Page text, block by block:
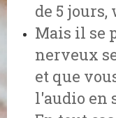
de 5 jours,
Mais il se
nerveux
et que
l'audio en